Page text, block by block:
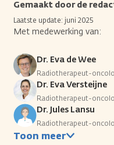
Gemaakt door de
Laatste update: juni 2025
Met medewerking van:
Dr. Eva de Wee
Radiotherapeut-
Dr. Eva Versteijne
Radiotherapeut-
Dr. Jules Lansu
Radiotherapeut-
Toon meer